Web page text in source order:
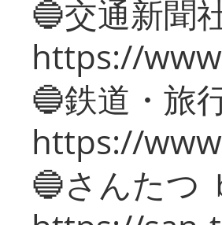
🔵交通新聞
https://
🔵鉄道・旅
https://
🔵さんたつ